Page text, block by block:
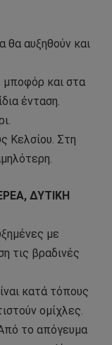
θα αυξηθούν και
μποφόρ και στα
ένταση.
Κελσίου. Στη
ΔΥΤΙΚΗ
με
τις βραδινές
κατά τόπους
ομίχλες.
το απόγευμα